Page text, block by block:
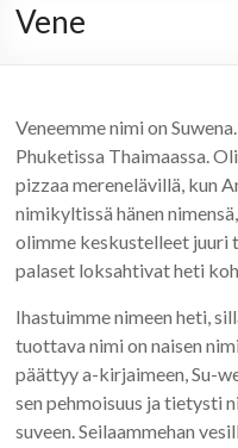
Vene
Veneemme nimi on
Phuketissa Thaimaassa.
pizzaa merenelävillä, kun
nimikyltissä hänen
olimme keskustelleet juuri
palaset loksahtivat heti
Ihastuimme nimeen heti,
tuottava nimi on naisen
päättyy a-kirjaimeen, Su-
sen pehmoisuus ja tietysti
suveen. Seilaammehan